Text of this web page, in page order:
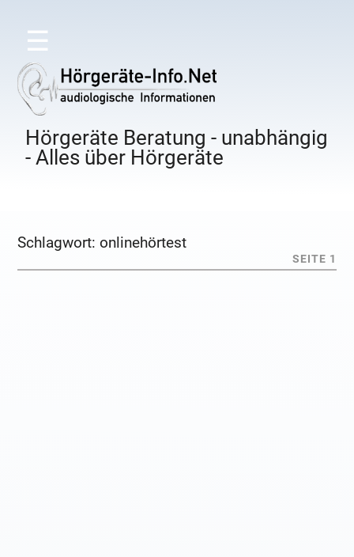
☰
Hörgeräte Beratung - unabhängig
- Alles über Hörgeräte
Schlagwort:onlinehörtest
SEITE 1